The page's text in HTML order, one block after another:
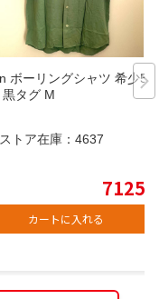
ボーリングシャツ 希少50
タグ M
トア在庫： 4637
7125
カートに入れる